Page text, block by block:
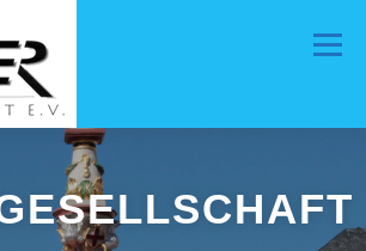
Menü
AKTUELLES